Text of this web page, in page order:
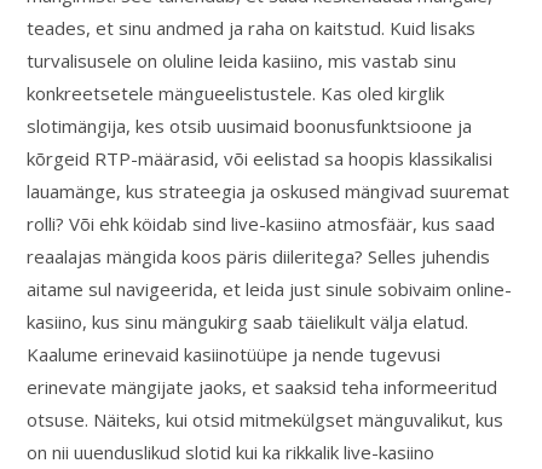
teades, et sinu andmed ja raha on kaitstud. Kuid lisaks
turvalisusele on oluline leida kasiino, mis vastab sinu
konkreetsetele mängueelistustele. Kas oled kirglik
slotimängija, kes otsib uusimaid boonusfunktsioone ja
kõrgeid RTP-määrasid, või eelistad sa hoopis klassikalisi
lauamänge, kus strateegia ja oskused mängivad suuremat
rolli? Või ehk köidab sind live-kasiino atmosfäär, kus saad
reaalajas mängida koos päris diileritega? Selles juhendis
aitame sul navigeerida, et leida just sinule sobivaim online-
kasiino, kus sinu mängukirg saab täielikult välja elatud.
Kaalume erinevaid kasiinotüüpe ja nende tugevusi
erinevate mängijate jaoks, et saaksid teha informeeritud
otsuse. Näiteks, kui otsid mitmekülgset mänguvalikut, kus
on nii uuenduslikud slotid kui ka rikkalik live-kasiino